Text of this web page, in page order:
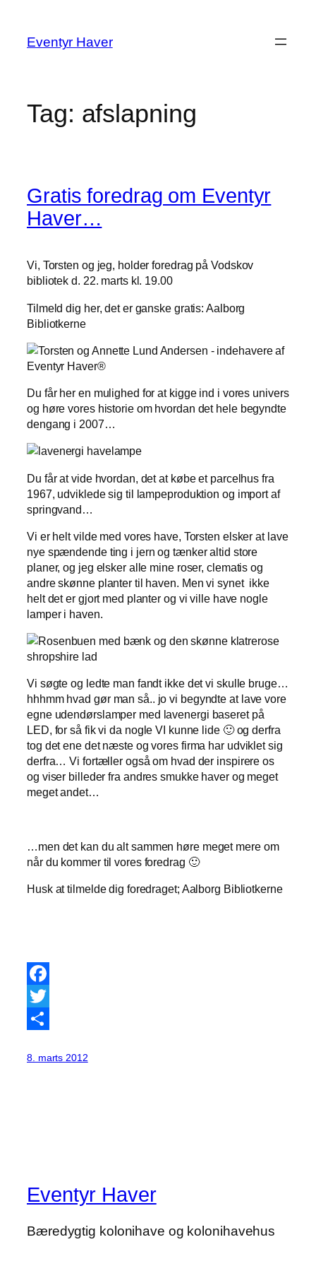
indhold
Eventyr Haver
Tag: afslapning
Gratis foredrag om Eventyr
Haver…
Vi, Torsten og jeg, holder foredrag på Vodskov
bibliotek d. 22. marts kl. 19.00
Tilmeld dig her, det er ganske gratis: Aalborg
Bibliotkerne
Du får her en mulighed for at kigge ind i vores univers
og høre vores historie om hvordan det hele begyndte
dengang i 2007…
Du får at vide hvordan, det at købe et parcelhus fra
1967, udviklede sig til lampeproduktion og import af
springvand…
Vi er helt vilde med vores have, Torsten elsker at lave
nye spændende ting i jern og tænker altid store
planer, og jeg elsker alle mine roser, clematis og
andre skønne planter til haven. Men vi synet ikke
helt det er gjort med planter og vi ville have nogle
lamper i haven.
Vi søgte og ledte man fandt ikke det vi skulle bruge…
hhhmm hvad gør man så.. jo vi begyndte at lave vore
egne udendørslamper med lavenergi baseret på
LED, for så fik vi da nogle VI kunne lide 🙂 og derfra
tog det ene det næste og vores firma har udviklet sig
derfra… Vi fortæller også om hvad der inspirere os
og viser billeder fra andres smukke haver og meget
meget andet…
…men det kan du alt sammen høre meget mere om
når du kommer til vores foredrag 🙂
Husk at tilmelde dig foredraget; Aalborg Bibliotkerne
Facebook
Twitter
8. marts 2012
Eventyr Haver
Bæredygtig kolonihave og kolonihavehus